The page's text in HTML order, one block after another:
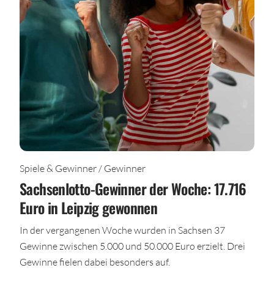
Spiele & Gewinner / Gewinner
Sachsenlotto-Gewinner der Woche: 17.716
Euro in Leipzig gewonnen
In der vergangenen Woche wurden in Sachsen 37
Gewinne zwischen 5.000 und 50.000 Euro erzielt. Drei
Gewinne fielen dabei besonders auf.